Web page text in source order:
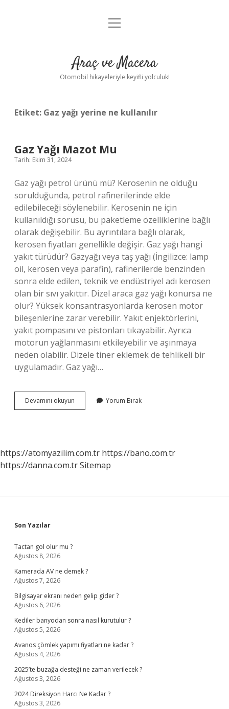
Anasayfa
Yasal Uyarı
menüyü
Araç ve Macera
Otomobil hikayeleriyle keyifli yolculuk!
Etiket: Gaz yağı yerine ne kullanılır
Gaz Yağı Mazot Mu
Tarih: Ekim 31, 2024
Gaz yağı petrol ürünü mü? Kerosenin ne olduğu
sorulduğunda, petrol rafinerilerinde elde
edilebileceği söylenebilir. Kerosenin ne için
kullanıldığı sorusu, bu paketleme özelliklerine bağlı
olarak değişebilir. Bu ayrıntılara bağlı olarak,
kerosen fiyatları genellikle değişir. Gaz yağı hangi
yakıt türüdür? Gazyağı veya taş yağı (İngilizce: lamp
oil, kerosen veya parafin), rafinerilerde benzinden
sonra elde edilen, teknik ve endüstriyel adı kerosen
olan bir sıvı yakıttır. Dizel araca gaz yağı konursa ne
olur? Yüksek konsantrasyonlarda kerosen motor
bileşenlerine zarar verebilir. Yakıt enjektörlerini,
yakıt pompasını ve pistonları tıkayabilir. Ayrıca
motorun yağlanmasını etkileyebilir ve aşınmaya
neden olabilir. Dizele tiner eklemek de tehlikeli bir
uygulamadır. Gaz yağı…
Devamını okuyun
Yağı
Yorum Bırak
https://atomyazilim.com.tr https://bano.com.tr
https://danna.com.trSitemap
Sidebar
Son Yazılar
Tactan gol olur mu ?
Ağustos 8, 2026
Kamerada AV ne demek ?
Ağustos 7, 2026
Bilgisayar ekranı neden gelip gider ?
Ağustos 6, 2026
Kediler banyodan sonra nasıl kurutulur ?
Ağustos 5, 2026
Avanos çömlek yapımı fiyatları ne kadar ?
Ağustos 4, 2026
2025’te buzağa desteği ne zaman verilecek ?
Ağustos 3, 2026
2024 Direksiyon Harcı Ne Kadar ?
Ağustos 3, 2026